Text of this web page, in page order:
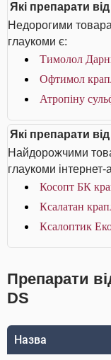
Які препарати
Недорогими
глаукоми є:
Тимолол
Офтимол
Атропіну
Які препарати
Найдорожчими
глаукоми інтернет-
Косопт БК
Ксалатан
Ксалоптик
Препарати
DS
Назва